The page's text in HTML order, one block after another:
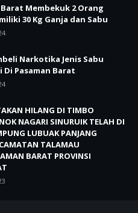
Membekuk 2 Orang
30 Kg Ganja dan Sabu
Narkotika Jenis Sabu
Pasaman Barat
HILANG DI TIMBO
NAGARI SINURUIK TELAH DI
LUBUAK PANJANG
TALAMAU
BARAT PROVINSI